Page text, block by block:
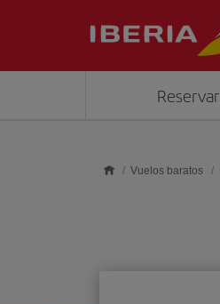
Reservar
Vuelos baratos